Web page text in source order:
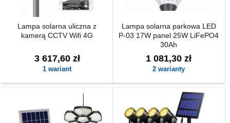
Lampa solarna uliczna z
kamerą CCTV Wifi 4G
3 617,60 zł
1 wariant
Lampa solarna parkowa LED
P-03 17W panel 25W LiFePO4
30Ah
1 081,30 zł
2 warianty